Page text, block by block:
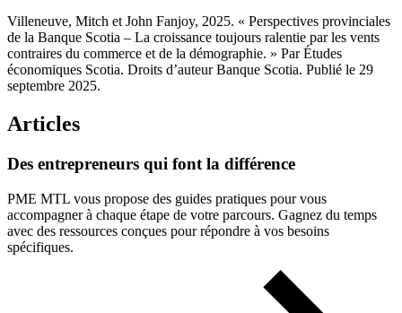
Villeneuve, Mitch et John Fanjoy, 2025. « Perspectives provinciales
de la Banque Scotia – La croissance toujours ralentie par les vents
contraires du commerce et de la démographie. » Par Études
économiques Scotia. Droits d’auteur Banque Scotia. Publié le 29
septembre 2025.
Articles
Des entrepreneurs qui font la différence
PME MTL vous propose des guides pratiques pour vous
accompagner à chaque étape de votre parcours. Gagnez du temps
avec des ressources conçues pour répondre à vos besoins
spécifiques.